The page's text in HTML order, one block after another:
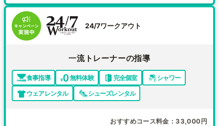
24/7ワークアウト
一流トレーナーの指導
食事指導 無料体験 完全個室
シャワー
ウェアレンタル
シューズレンタル
おすすめコース料金 33,000円